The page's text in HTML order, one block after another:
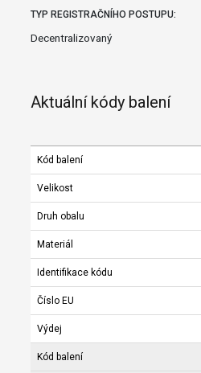
TYP REGISTRAČNÍHO POSTUPU:
Decentralizovaný
Aktuální kódy balení
Kód balení
Velikost
Druh obalu
Materiál
Identifikace kódu
Číslo EU
Výdej
Kód balení